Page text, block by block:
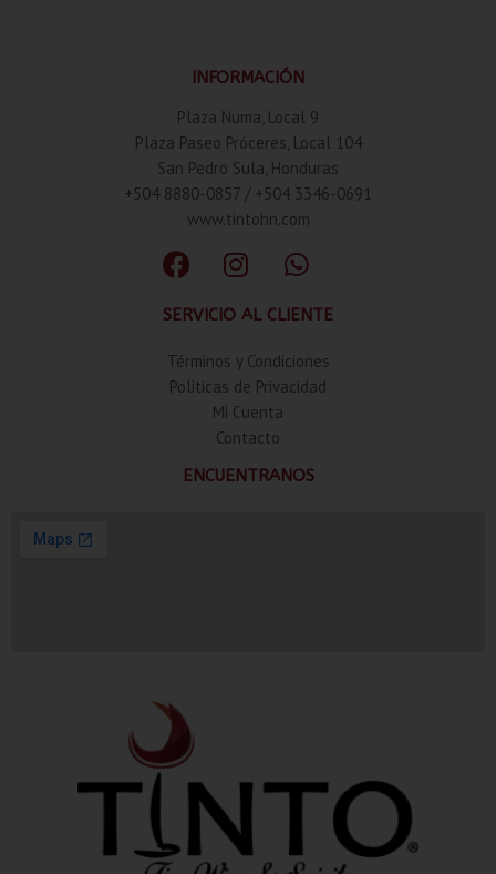
INFORMACIÓN
Plaza Numa, Local 9
Plaza Paseo Próceres, Local 104
San Pedro Sula, Honduras
+504 8880-0857 / +504 3346-0691
www.tintohn.com
SERVICIO AL CLIENTE
Términos y Condiciones
Politicas de Privacidad
Mi Cuenta
Contacto
ENCUENTRANOS